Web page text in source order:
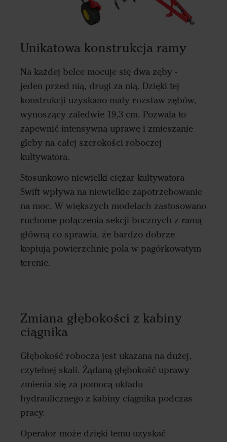
Unikatowa konstrukcja ramy
Na każdej belce mocuje się dwa zęby -
jeden przed nią, drugi za nią. Dzięki tej
konstrukcji uzyskano mały rozstaw zębów,
wynoszący zaledwie 19,3 cm. Pozwala to
zapewnić intensywną uprawę i zmieszanie
gleby na całej szerokości roboczej
kultywatora.
Stosunkowo niewielki ciężar kultywatora
Swift wpływa na niewielkie zapotrzebowanie
na moc. W większych modelach zastosowano
ruchome połączenia sekcji bocznych z ramą
główną co sprawia, że bardzo dobrze
kopiują powierzchnię pola w pagórkowatym
terenie.
Zmiana głębokości z kabiny
ciągnika
Głębokość robocza jest ukazana na dużej,
czytelnej skali. Żądaną głębokość uprawy
zmienia się za pomocą układu
hydraulicznego z kabiny ciągnika podczas
pracy.
Operator może dzięki temu uzyskać